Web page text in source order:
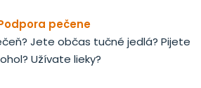
pečene
Jete občas tučné jedlá? Pijete
Užívate lieky?